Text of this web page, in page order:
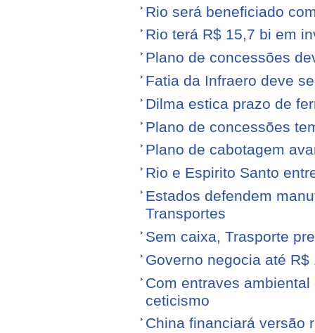
Rio será beneficiado
Rio terá R$ 15,7 bi em
Plano de concessões
Fatia da Infraero deve
Dilma estica prazo de
Plano de concessões
Plano de cabotagem
Rio e Espirito Santo
Estados defendem
Transportes
Sem caixa, Trasporte
Governo negocia até
Com entraves
ceticismo
China financiará versão